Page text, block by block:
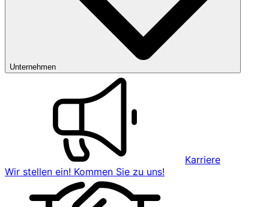
Unternehmen
Karriere
Wir stellen ein! Kommen Sie zu uns!